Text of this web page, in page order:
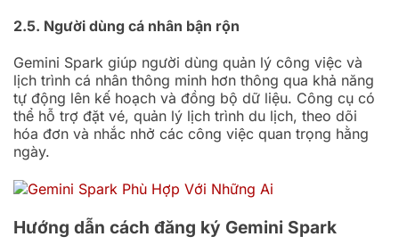
2.5. Người dùng cá nhân bận rộn
Gemini Spark giúp người dùng quản lý công việc và
lịch trình cá nhân thông minh hơn thông qua khả năng
tự động lên kế hoạch và đồng bộ dữ liệu. Công cụ có
thể hỗ trợ đặt vé, quản lý lịch trình du lịch, theo dõi
hóa đơn và nhắc nhở các công việc quan trọng hằng
ngày.
Hướng dẫn cách đăng ký Gemini Spark